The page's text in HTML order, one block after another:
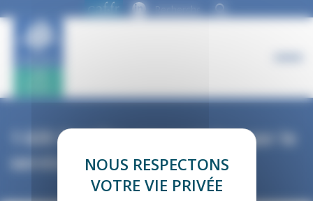
1 635 familles rencontrées par le
service social
Panneau de gestion des cookies